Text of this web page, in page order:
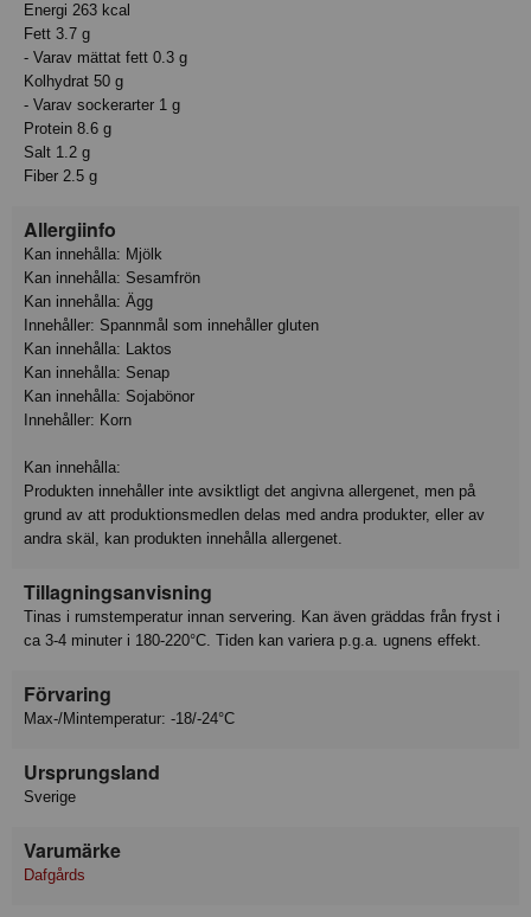
Energi 263 kcal
Fett 3.7 g
- Varav mättat fett 0.3 g
Kolhydrat 50 g
- Varav sockerarter 1 g
Protein 8.6 g
Salt 1.2 g
Fiber 2.5 g
Allergiinfo
Kan innehålla: Mjölk
Kan innehålla: Sesamfrön
Kan innehålla: Ägg
Innehåller: Spannmål som innehåller gluten
Kan innehålla: Laktos
Kan innehålla: Senap
Kan innehålla: Sojabönor
Innehåller: Korn
Kan innehålla:
Produkten innehåller inte avsiktligt det angivna allergenet, men på
grund av att produktionsmedlen delas med andra produkter, eller av
andra skäl, kan produkten innehålla allergenet.
Tillagningsanvisning
Tinas i rumstemperatur innan servering. Kan även gräddas från fryst i
ca 3-4 minuter i 180-220°C. Tiden kan variera p.g.a. ugnens effekt.
Förvaring
Max-/Mintemperatur: -18/-24°C
Ursprungsland
Sverige
Varumärke
Dafgårds